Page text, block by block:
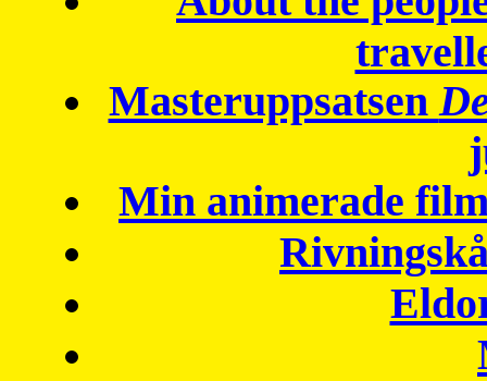
Masteruppsatsen
Min animerade